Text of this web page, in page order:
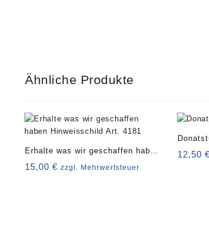
Ähnliche Produkte
Erhalte was wir geschaffen haben
Hinweisschild Art. 4181
15,00 € zzgl. Mehrwertsteuer
12,50€